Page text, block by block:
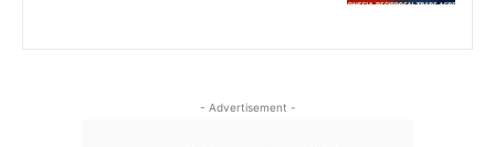
- Advertisement -